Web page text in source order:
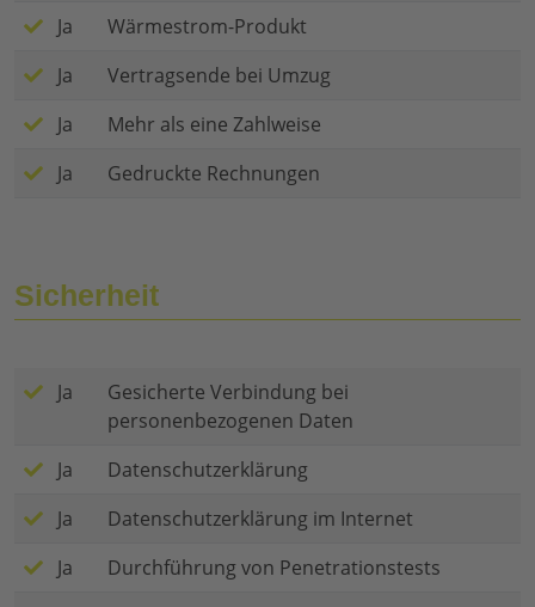
Ja
Wärmestrom-Produkt
Ja
Vertragsende bei Umzug
Ja
Mehr als eine Zahlweise
Ja
Gedruckte Rechnungen
Sicherheit
Ja
Gesicherte Verbindung bei
personenbezogenen Daten
Ja
Datenschutzerklärung
Ja
Datenschutzerklärung im Internet
Ja
Durchführung von Penetrationstests